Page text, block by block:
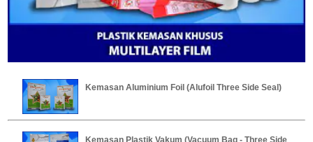
Kemasan Aluminium Foil (Alufoil Three Side Seal)
Kemasan Plastik Vakum (Vacuum Bag - Three Side